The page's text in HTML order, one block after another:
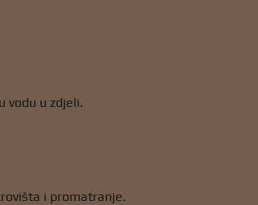
vodu u zdjeli.
i promatranje.